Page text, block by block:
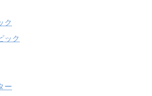
ク
ック
ー